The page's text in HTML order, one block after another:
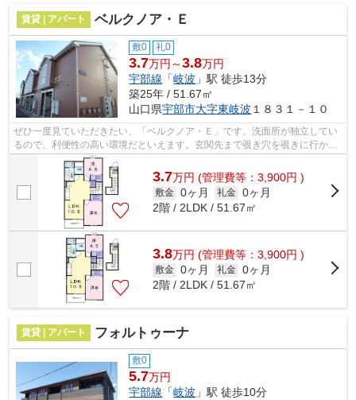
賃貸 | アパート ベルクノア・Ｅ
敷0 礼0
3.7万円～3.8万円
宇部線 「岐波 」駅 徒歩13分
築25年 / 51.67㎡
山口県宇部市大字東岐波 １８３１－１０
ぜひ一度見ていただきたい、「ベルクノア・Ｅ」です。洗面所が独立してい
るので、利便性の高い環境だといえます。玄関先まで覗き穴を覗きに行かな
くてもインターホン越しに誰が来たの...
3.7万円 (管理費等：3,900円 )
敷金 0ヶ月 礼金 0ヶ月
2階 / 2LDK / 51.67㎡
3.8万円 (管理費等：3,900円 )
敷金 0ヶ月 礼金 0ヶ月
2階 / 2LDK / 51.67㎡
賃貸 | アパート フォルトゥーナ
敷0
5.7万円
宇部線 「岐波 」駅 徒歩10分